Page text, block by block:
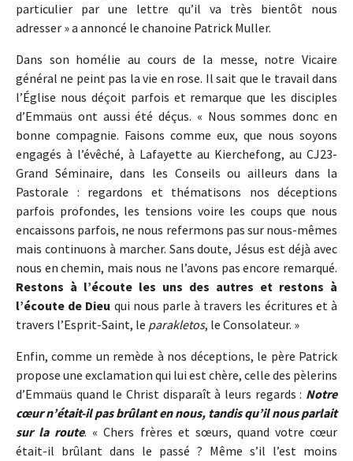
particulier par une lettre qu’il va très bientôt nous
adresser » a annoncé le chanoine Patrick Muller.
Dans son homélie au cours de la messe, notre Vicaire
général ne peint pas la vie en rose. Il sait que le travail dans
l’Église nous déçoit parfois et remarque que les disciples
d’Emmaüs ont aussi été déçus. « Nous sommes donc en
bonne compagnie. Faisons comme eux, que nous soyons
engagés à l’évêché, à Lafayette au Kierchefong, au CJ23-
Grand Séminaire, dans les Conseils ou ailleurs dans la
Pastorale : regardons et thématisons nos déceptions
parfois profondes, les tensions voire les coups que nous
encaissons parfois, ne nous refermons pas sur nous-mêmes
mais continuons à marcher. Sans doute, Jésus est déjà avec
nous en chemin, mais nous ne l’avons pas encore remarqué.
Restons à l’écoute les uns des autres et restons à
l’écoute de Dieu qui nous parle à travers les écritures et à
travers l’Esprit-Saint, le parakletos, le Consolateur. »
Enfin, comme un remède à nos déceptions, le père Patrick
propose une exclamation qui lui est chère, celle des pèlerins
d’Emmaüs quand le Christ disparaît à leurs regards : Notre
cœur n’était-il pas brûlant en nous, tandis qu’il nous parlait
sur la route. « Chers frères et sœurs, quand votre cœur
était-il brûlant dans le passé ? Même s’il l’est moins